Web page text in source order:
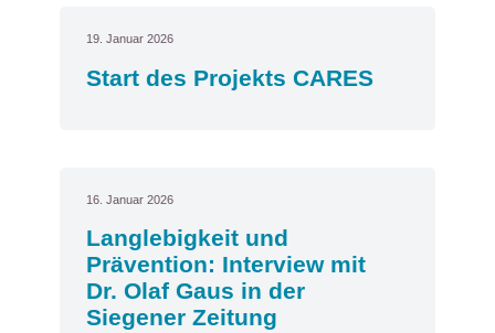
19. Januar 2026
Start des Projekts CARES
16. Januar 2026
Langlebigkeit und
Prävention: Interview mit
Dr. Olaf Gaus in der
Siegener Zeitung